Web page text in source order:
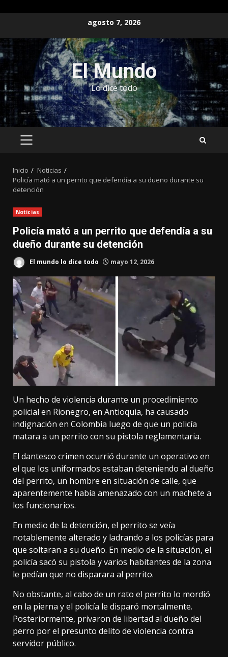
contenido
agosto 7, 2026
El Mundo
Lo dice todo
MENÚ
Inicio
Noticias
Policía mató a un perrito que defendía a su dueño durante su
detención
Noticias
Policía mató a un perrito que defendía a su
dueño durante su detención
El mundo lo dice todo mayo 12, 2026
Un hecho de violencia durante un procedimiento
policial en Rionegro, en Antioquia, ha causado
indignación en Colombia luego de que un policía
matara a un perrito con su pistola reglamentaria.
El dantesco crimen ocurrió durante un operativo en
el que los uniformados estaban deteniendo al dueño
del perrito, un hombre en situación de calle, que
aparentemente había amenazado con un machete a
los funcionarios.
En medio de la detención, el perrito se veía
notablemente alterado y ladrando a los policías para
que soltaran a su dueño. En medio de la situación, el
policía sacó su pistola y varios habitantes de la zona
le pedían que no disparara al perrito.
No obstante, al cabo de un rato el perrito lo mordió
en la pierna y el policía le disparó mortalmente.
Posteriormente, privaron de libertad al dueño del
perro por el presunto delito de violencia contra
servidor público.